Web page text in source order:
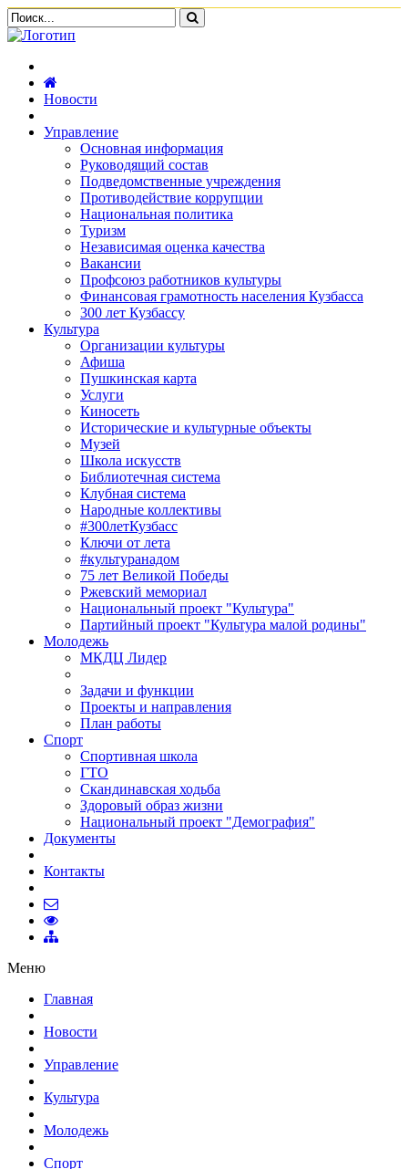
Новости
Управление
Основная информация
Руководящий состав
Подведомственные учреждения
Противодействие коррупции
Национальная политика
Туризм
Независимая оценка качества
Вакансии
Профсоюз работников культуры
Финансовая грамотность населения Кузбасса
300 лет Кузбассу
Культура
Организации культуры
Афиша
Пушкинская карта
Услуги
Киносеть
Исторические и культурные объекты
Музей
Школа искусств
Библиотечная система
Клубная система
Народные коллективы
#300летКузбасс
Ключи от лета
#культуранадом
75 лет Великой Победы
Ржевский мемориал
Национальный проект "Культура"
Партийный проект "Культура малой родины"
Молодежь
МКДЦ Лидер
Задачи и функции
Проекты и направления
План работы
Спорт
Спортивная школа
ГТО
Скандинавская ходьба
Здоровый образ жизни
Национальный проект "Демография"
Документы
Контакты
Меню
Главная
Новости
Управление
Культура
Молодежь
Спорт